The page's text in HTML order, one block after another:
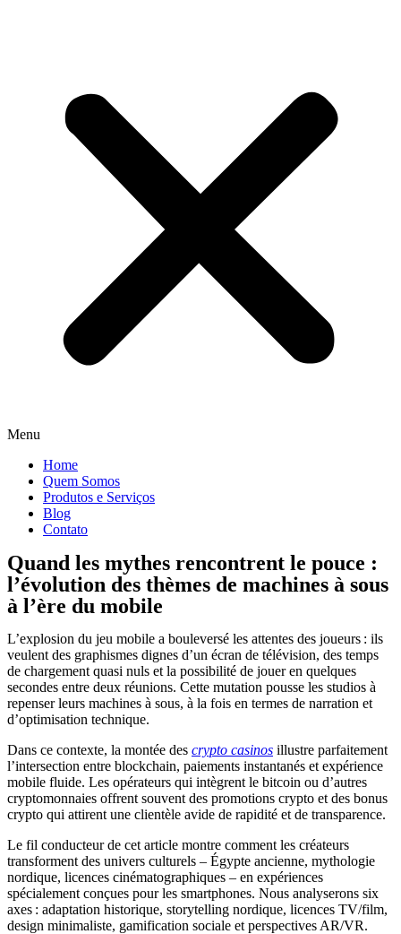
Menu
Home
Quem Somos
Produtos e Serviços
Blog
Contato
Quand les mythes rencontrent le pouce :
l’évolution des thèmes de machines à sous
à l’ère du mobile
L’explosion du jeu mobile a bouleversé les attentes des joueurs : ils
veulent des graphismes dignes d’un écran de télévision, des temps
de chargement quasi nuls et la possibilité de jouer en quelques
secondes entre deux réunions. Cette mutation pousse les studios à
repenser leurs machines à sous, à la fois en termes de narration et
d’optimisation technique.
Dans ce contexte, la montée des crypto casinos illustre parfaitement
l’intersection entre blockchain, paiements instantanés et expérience
mobile fluide. Les opérateurs qui intègrent le bitcoin ou d’autres
cryptomonnaies offrent souvent des promotions crypto et des bonus
crypto qui attirent une clientèle avide de rapidité et de transparence.
Le fil conducteur de cet article montre comment les créateurs
transforment des univers culturels – Égypte ancienne, mythologie
nordique, licences cinématographiques – en expériences
spécialement conçues pour les smartphones. Nous analyserons six
axes : adaptation historique, storytelling nordique, licences TV/film,
design minimaliste, gamification sociale et perspectives AR/VR.